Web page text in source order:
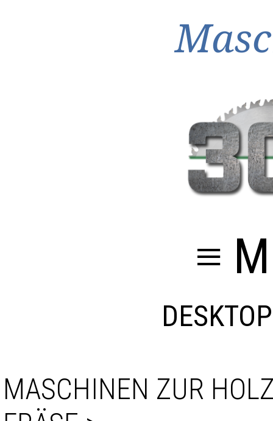
≡
MASCHINEN ZUR